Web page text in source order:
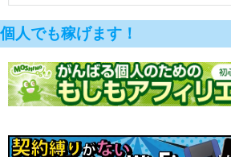
個人でも稼げます！